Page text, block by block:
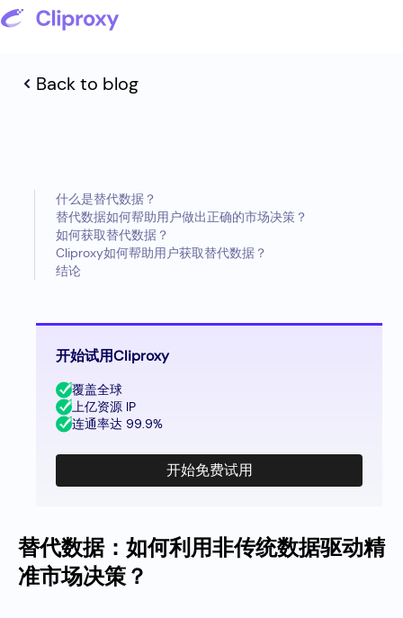
Back to blog
替代数据：如何利用非传统数据驱动精
准市场决策？
什么是替代数据？
替代数据如何帮助用户做出正确的市场决策？
如何获取替代数据？
Cliproxy如何帮助用户获取替代数据？
结论
开始试用Cliproxy
覆盖全球
上亿资源 IP
连通率达 99.9%
开始免费试用